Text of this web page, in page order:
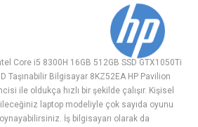
Core i5 8300H 16GB 512GB SSD GTX1050Ti
Taşınabilir Bilgisayar 8KZ52EA HP Pavilion
ile oldukça hızlı bir şekilde çalışır. Kişisel
laptop modeliyle çok sayıda oyunu
İş bilgisayarı olarak da